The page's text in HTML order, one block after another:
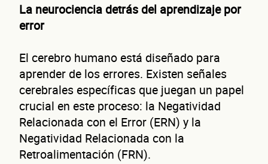
La neurociencia detrás del aprendizaje por
error
El cerebro humano está diseñado para
aprender de los errores. Existen señales
cerebrales específicas que juegan un papel
crucial en este proceso: la Negatividad
Relacionada con el Error (ERN) y la
Negatividad Relacionada con la
Retroalimentación (FRN).